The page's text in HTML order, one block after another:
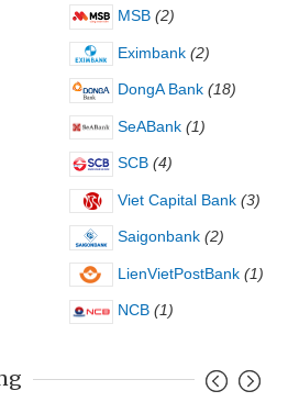
MSB (2)
Eximbank (2)
DongA Bank (18)
SeABank (1)
SCB (4)
Viet Capital Bank (3)
Saigonbank (2)
LienVietPostBank (1)
NCB (1)